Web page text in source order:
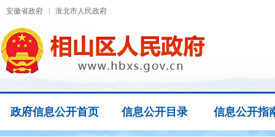
安徽省政府 淮北市人民政府
政府信息公开首页 信息公开目录 信息公开指